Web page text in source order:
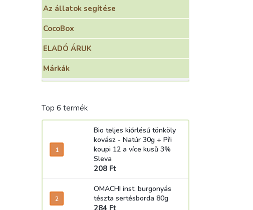
Az állatok segítése
CocoBox
ELADÓ ÁRUK
Márkák
Top 6 termék
Bio teljes kiőrlésű tönköly
kovász - Natúr 30g + Při
koupi 12 a více kusů 3%
Sleva
208 Ft
OMACHI inst. burgonyás
tészta sertésborda 80g
284 Ft